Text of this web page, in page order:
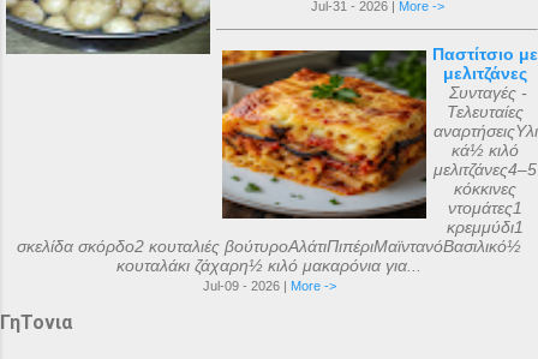
Jul-31 - 2026 | More ->
Παστίτσιο με
μελιτζάνες
Συνταγές -
Τελευταίες
αναρτήσειςΥλι
κά½ κιλό
μελιτζάνες4–5
κόκκινες
ντομάτες1
κρεμμύδι1
σκελίδα σκόρδο2 κουταλιές βούτυροΑλάτιΠιπέριΜαϊντανόΒασιλικό½
κουταλάκι ζάχαρη½ κιλό μακαρόνια για...
Jul-09 - 2026 | More ->
ΓηΤονια